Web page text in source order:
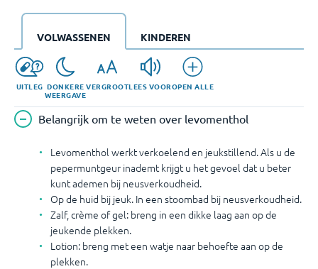
UITLEG DONKERE
WEERGAVE
VERGROOTLEES VOOROPEN ALLE
VOLWASSENEN KINDEREN
Belangrijk om te weten over levomenthol
Levomenthol werkt verkoelend en jeukstillend. Als u de
pepermuntgeur inademt krijgt u het gevoel dat u beter
kunt ademen bij neusverkoudheid.
Op de huid bij jeuk. In een stoombad bij neusverkoudheid.
Zalf, crème of gel: breng in een dikke laag aan op de
jeukende plekken.
Lotion: breng met een watje naar behoefte aan op de
plekken.